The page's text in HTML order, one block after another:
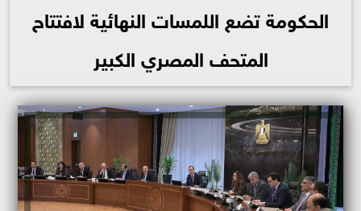
الحكومة تضع اللمسات النهائية لافتتاح
المتحف المصري الكبير